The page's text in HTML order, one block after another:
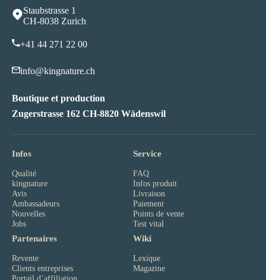
Staubstrasse 1
CH-8038 Zurich
+41 44 271 22 00
info@kingnature.ch
Boutique et production
Zugerstrasse 162 CH-8820 Wädenswil
Infos
Qualité
kingnature
Avis
Ambassadeurs
Nouvelles
Jobs
Service
FAQ
Infos produit
Livraison
Paiement
Points de vente
Test vital
Partenaires
Revente
Clients entreprises
Wiki
Lexique
Magazine